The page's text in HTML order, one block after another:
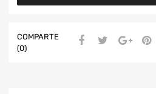
COMPARTE
(0)